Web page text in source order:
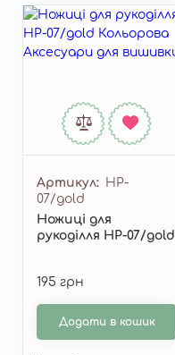
Артикул
НP-
07/gold
Ножиці для
рукоділля НP-07/gold
195 грн
Додати в кошик